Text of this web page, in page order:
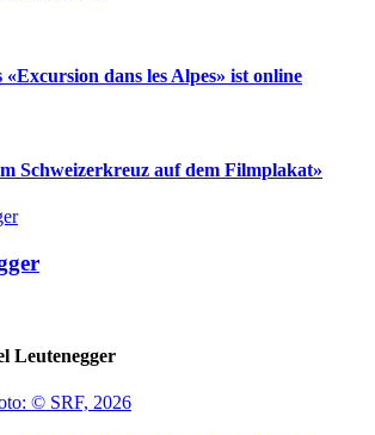
dans les Alpes» ist online
Schweizerkreuz auf dem Filmplakat»
Leutenegger